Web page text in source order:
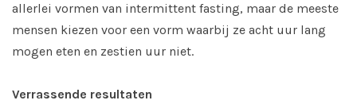
allerlei vormen van intermittent fasting, maar de meeste
mensen kiezen voor een vorm waarbij ze acht uur lang
mogen eten en zestien uur niet.
Verrassende resultaten